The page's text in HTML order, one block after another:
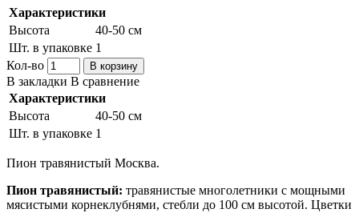
Характеристики
Высота
40-50 см
Шт. в упаковке 1
Кол-во
В корзину
В закладки В сравнение
Характеристики
Высота
40-50 см
Шт. в упаковке 1
Пион травянистый Москва.
Пион травянистый: травянистые многолетники с мощными
мясистыми корнеклубнями, стебли до 100 см высотой. Цветки